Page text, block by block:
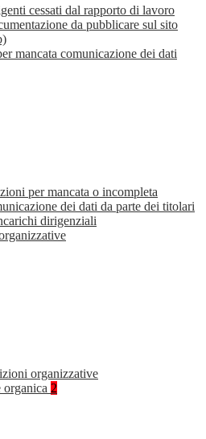
cessati dal rapporto di lavoro
da pubblicare sul sito
mancata comunicazione dei dati
per mancata o incompleta
dei dati da parte dei titolari
dirigenziali
organizzative
2